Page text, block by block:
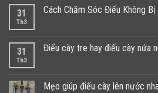
31
Th3
Cách Chăm Sóc Điếu Không
31
Th3
Điếu cày tre hay điếu cày nứa
Mẹo giúp điếu cày lên nước